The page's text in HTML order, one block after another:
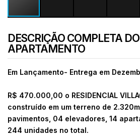
DESCRIÇÃO COMPLETA DO
APARTAMENTO
Em Lançamento- Entrega em
R$ 470.000,00 o RESIDENCIAL
construído em um terreno de
pavimentos, 04 elevadores, 14
244 unidades no total.